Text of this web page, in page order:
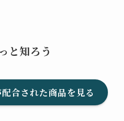
と知ろう
合された商品を見る